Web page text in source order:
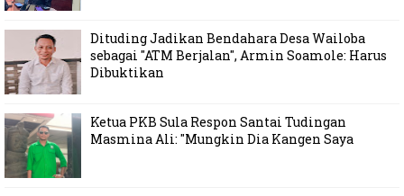
Dituding Jadikan Bendahara Desa Wailoba
sebagai "ATM Berjalan", Armin Soamole: Harus
Dibuktikan
Ketua PKB Sula Respon Santai Tudingan
Masmina Ali: "Mungkin Dia Kangen Saya